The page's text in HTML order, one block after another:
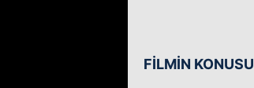
FİLMİN KONUSU